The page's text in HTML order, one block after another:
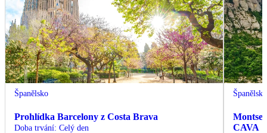
Španělsko
Prohlídka Barcelony z Costa Brava
Doba trvání: Celý den
Španělsko
CAVA